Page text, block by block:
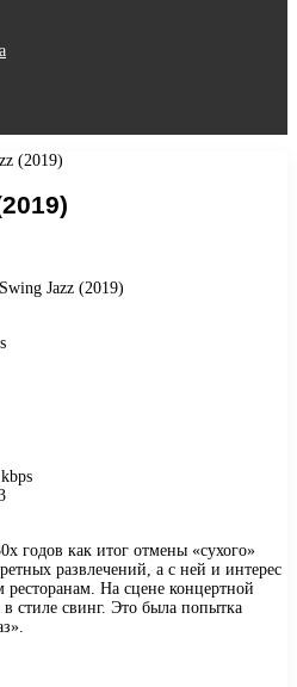
(2019)
годов как итог отмены «сухого»
развлечений, а с ней и интерес
На сцене концертной
стиле свинг. Это была попытка